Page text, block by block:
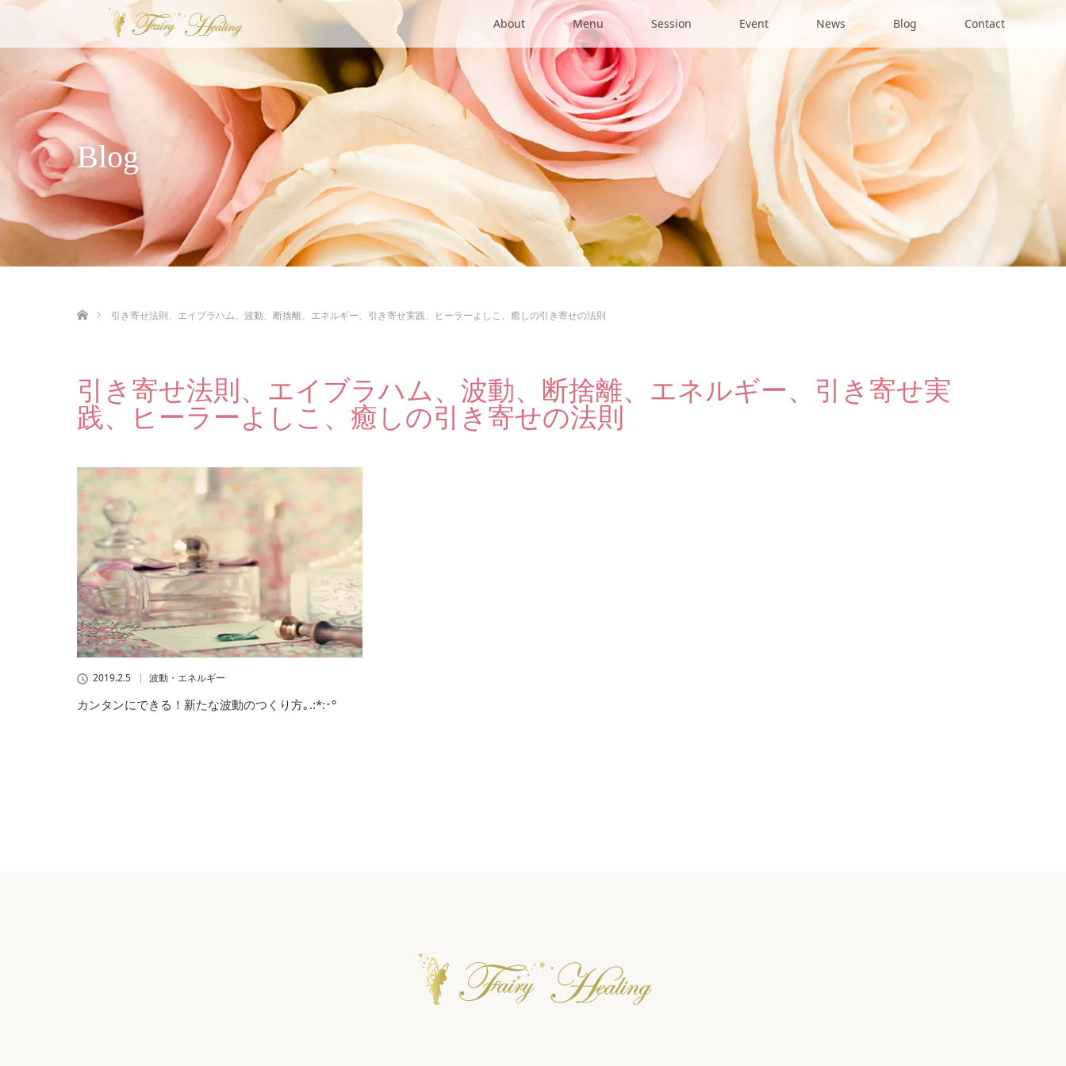
About Menu Session Event News Blog Contact
Blog
引き寄せ法則、エイブラハム、波動、断捨離、エネルギー、引き寄せ実践、ヒーラーよしこ、癒しの引き寄せの法則
引き寄せ法則、エイブラハム、波動、断捨離、エネルギー、引き寄せ実
践、ヒーラーよしこ、癒しの引き寄せの法則
2019.2.5 波動・エネルギー
カンタンにできる！新たな波動のつくり方｡.:*:･°